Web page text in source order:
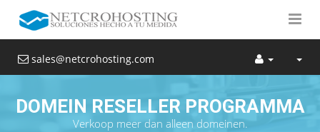
sales@netcrohosting.com
DOMEIN RESELLER PROGRAMMA
Verkoop meer dan alleen domeinen.